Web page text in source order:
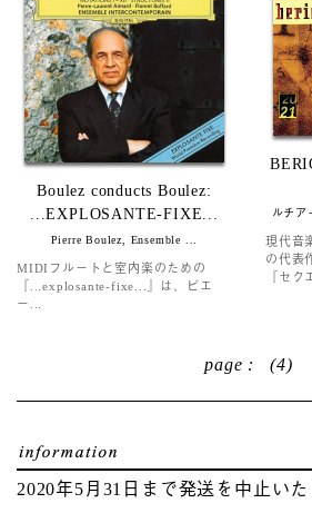
Boulez conducts Boulez:
...EXPLOSANTE-FIXE...
Pierre Boulez, Ensemble ...
MIDIフルートと室内楽のための
『...explosante-fixe...』は、ピエ
ー...
ルチア
現代音
の代表
『セク
page : (4)
2020年5月31日まで発送を中止いた